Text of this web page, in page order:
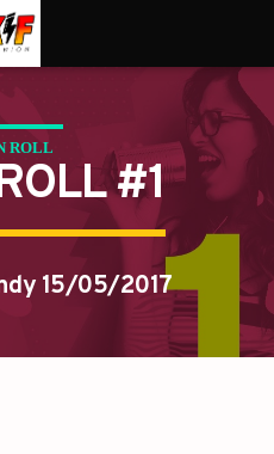
ROLL
#1
15/05/2017